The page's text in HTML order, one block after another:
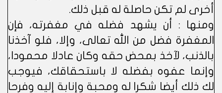
أخرى لم تكن حاصلة له قبل ذلك.
ومنها : أن يشهد فضله في مغفرته، فإن
المغفرة فضل من الله تعالى، وإلا، فلو آخذنا
بالذنب، لآخذ بمحض حقه وكان عادلا محمودا،
وإنما عفوه بفضله لا باستحقاقك، فيوجب
لك ذلك أيضا شكرا له ومحبة وإنابة إليه وفرحا